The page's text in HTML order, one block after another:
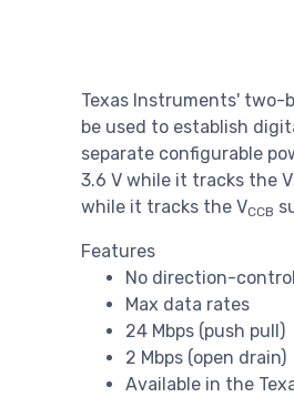
Texas Instruments'
be used to establish
separate configurable
3.6 V while it tracks the V
while it tracks the VCCB
Features
No direction-
Max data rates
24 Mbps (push pull)
2 Mbps (open drain)
Available in the